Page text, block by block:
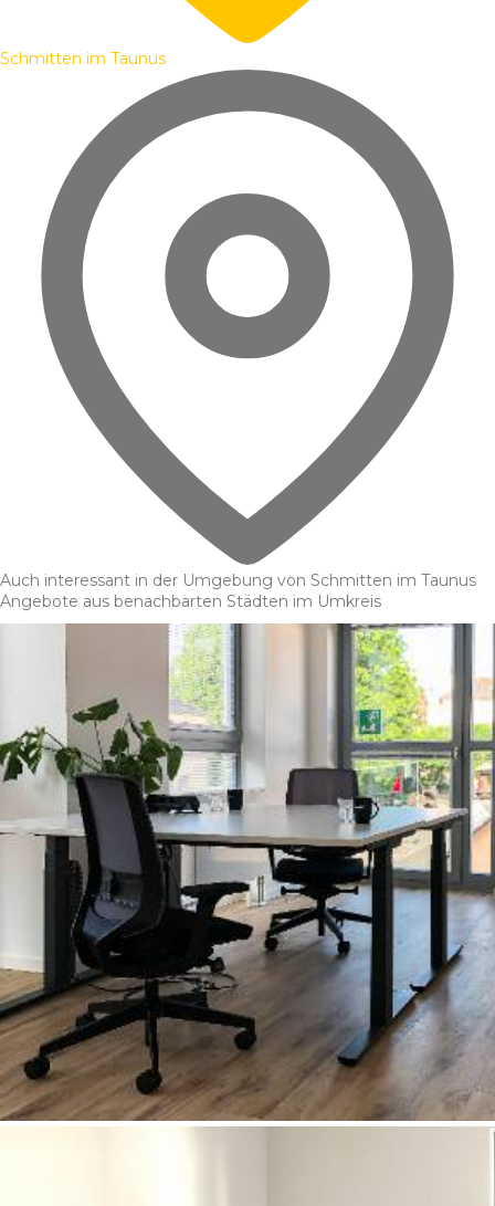
Schmitten im Taunus
Auch interessant in der Umgebung von Schmitten im Taunus
Angebote aus benachbarten Städten im Umkreis